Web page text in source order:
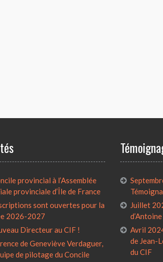
provincial à l’Assemblée
provinciale d’Île de France
sont ouvertes pour la
2026-2027
Directeur au CIF !
de Geneviève Verdaguer,
de pilotage du Concile
Juillet
d’Antoine
Avril
de Jean-
du CIF